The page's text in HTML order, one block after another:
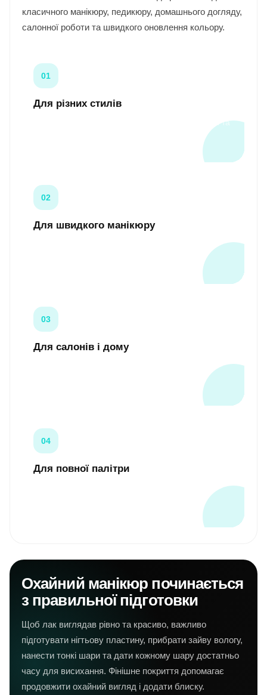
класичного манікюру, педикюру, домашнього догляду,
салонної роботи та швидкого оновлення кольору.
01
Для різних стилів
Nude, класика, пастель, темні, яскраві, блискучі та
02
Для швидкого манікюру
03
Для салонів і дому
04
Для повної палітри
Охайний манікюр починається
з правильної підготовки
Щоб лак виглядав рівно та красиво, важливо
підготувати нігтьову пластину, прибрати зайву вологу,
нанести тонкі шари та дати кожному шару достатньо
часу для висихання. Фінішне покриття допомагає
продовжити охайний вигляд і додати блиску.